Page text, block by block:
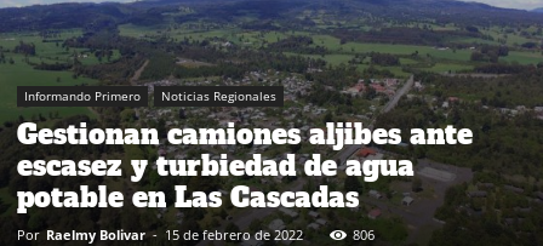
Informando Primero Noticias Regionales
Gestionan camiones aljibes ante
escasez y turbiedad de agua
potable en Las Cascadas
Por Raelmy Bolivar - 15 de febrero de 2022 806